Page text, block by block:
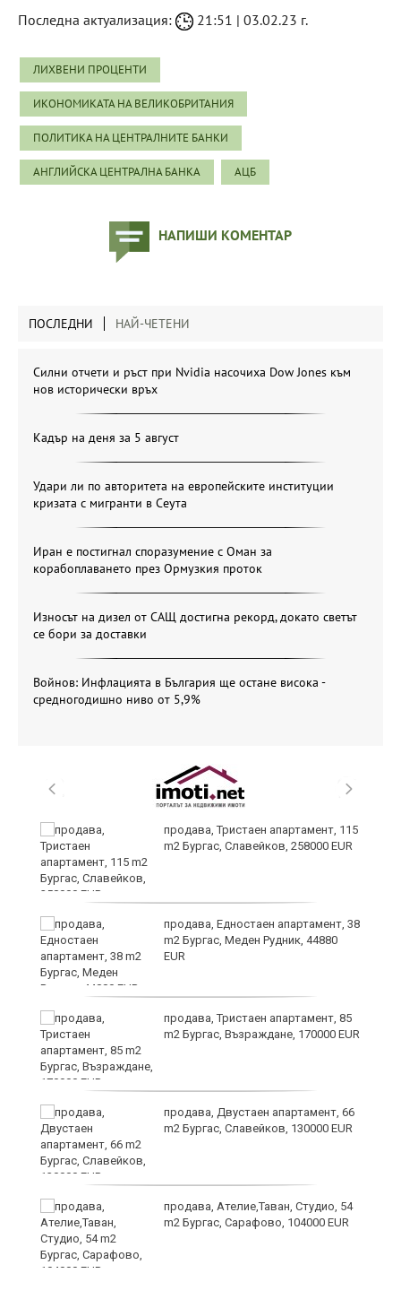
Последна актуализация: 21:51 | 03.02.23 г.
ЛИХВЕНИ ПРОЦЕНТИ
ИКОНОМИКАТА НА ВЕЛИКОБРИТАНИЯ
ПОЛИТИКА НА ЦЕНТРАЛНИТЕ БАНКИ
АНГЛИЙСКА ЦЕНТРАЛНА БАНКА АЦБ
НАПИШИ КОМЕНТАР
ПОСЛЕДНИ НАЙ-ЧЕТЕНИ
Силни отчети и ръст при Nvidia насочиха Dow Jones към
нов исторически връх
Кадър на деня за 5 август
Удари ли по авторитета на европейските институции
кризата с мигранти в Сеута
Иран е постигнал споразумение с Оман за
корабоплаването през Ормузкия проток
Износът на дизел от САЩ достигна рекорд, докато светът
се бори за доставки
Войнов: Инфлацията в България ще остане висока -
средногодишно ниво от 5,9%
продава, Тристаен апартамент, 115
m2 Бургас, Славейков, 258000 EUR
продава, Едностаен апартамент, 38
m2 Бургас, Меден Рудник, 44880
EUR
продава, Тристаен апартамент, 85
m2 Бургас, Възраждане, 170000 EUR
продава, Двустаен апартамент, 66
m2 Бургас, Славейков, 130000 EUR
продава, Ателие,Таван, Студио, 54
m2 Бургас, Сарафово, 104000 EUR